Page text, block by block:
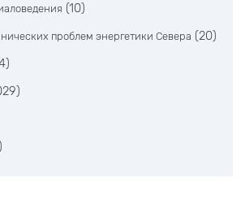
(10)
проблем энергетики Севера (20)